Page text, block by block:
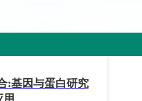
:基因与蛋白研究
用